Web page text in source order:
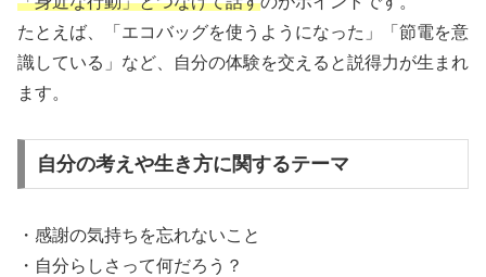
たとえば、「エコバッグを使うようになった」「節電を意
識している」など、自分の体験を交えると説得力が生まれ
ます。
自分の考えや生き方に関するテーマ
・感謝の気持ちを忘れないこと
・自分らしさって何だろう？